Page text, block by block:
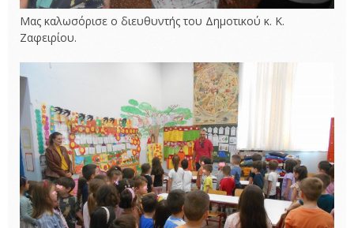
Μας καλωσόρισε ο διευθυντής του Δημοτικού κ. Κ.
Ζαφειρίου.